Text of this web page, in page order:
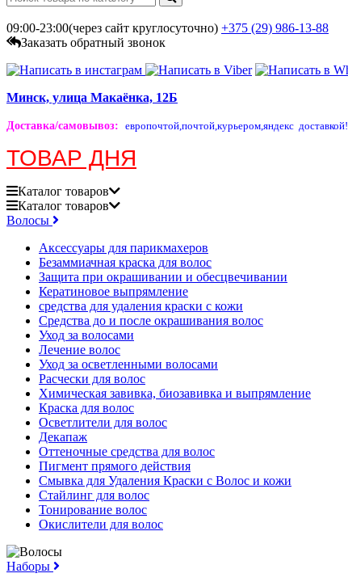
09:00-23:00(через сайт круглосуточно) +375 (29) 986-13-88
Заказать обратный звонок
Минск, улица Макаёнка, 12Б
Доставка/самовывоз: европочтой,почтой,курьером,яндекс доставкой!
ТОВАР ДНЯ
Каталог товаров
Каталог товаров
Волосы
Аксессуары для парикмахеров
Безаммиачная краска для волос
Защита при окрашивании и обесцвечивании
Кератиновое выпрямление
средства для удаления краски с кожи
Средства до и после окрашивания волос
Уход за волосами
Лечение волос
Уход за осветленными волосами
Расчески для волос
Химическая завивка, биозавивка и выпрямление
Краска для волос
Осветлители для волос
Декапаж
Оттеночные средства для волос
Пигмент прямого действия
Смывка для Удаления Краски с Волос и кожи
Стайлинг для волос
Тонирование волос
Окислители для волос
Наборы